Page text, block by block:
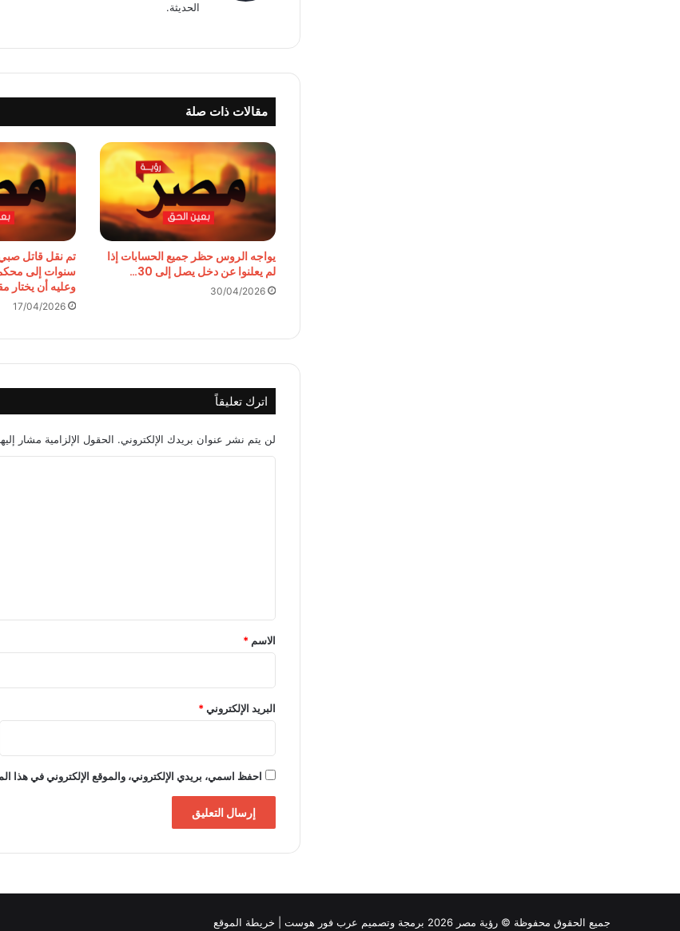
الحديثة.
مقالات ذات صلة
يواجه الروس حظر جميع الحسابات إذا
لم يعلنوا عن دخل يصل إلى 30…
30/04/2026
سنوات إلى
وعليه أن يختار
17/04/2026
اترك تعليقاً
لن يتم نشر عنوان بريدك الإلكتروني. الحقول الإلزامية مشار
*
الاسم *
البريد الإلكتروني*
احفظ اسمي، بريدي الإلكتروني، والموقع الإلكتروني في هذا
جميع الحقوق محفوظة © رؤية مصر 2026 برمجة وتصميم عرب فور هوست | خريطة الموقع